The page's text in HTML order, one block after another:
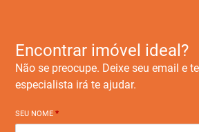
Encontrar imóvel ideal?
Não se preocupe. Deixe seu email e
especialista irá te ajudar.
SEU NOME*